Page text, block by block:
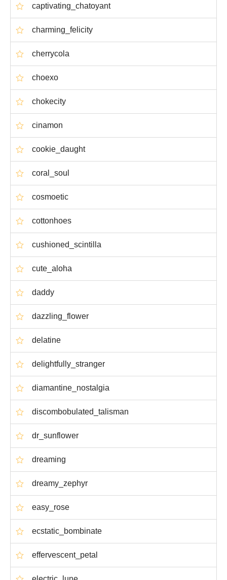
captivating_chatoyant
charming_felicity
cherrycola
choexo
chokecity
cinamon
cookie_daught
coral_soul
cosmoetic
cottonhoes
cushioned_scintilla
cute_aloha
daddy
dazzling_flower
delatine
delightfully_stranger
diamantine_nostalgia
discombobulated_talisman
dr_sunflower
dreaming
dreamy_zephyr
easy_rose
ecstatic_bombinate
effervescent_petal